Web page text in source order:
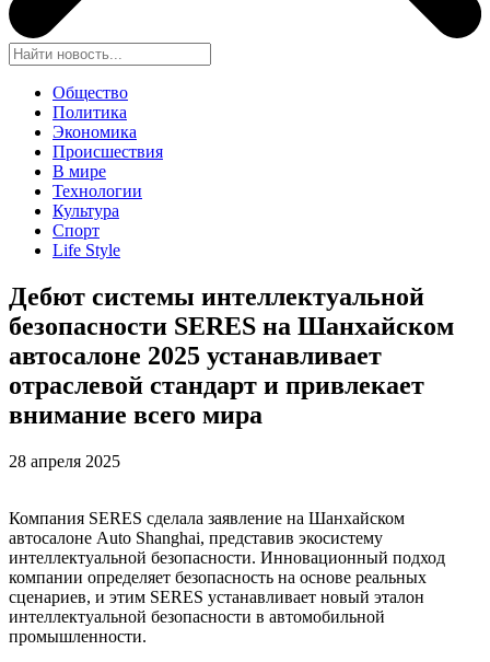
Общество
Политика
Экономика
Происшествия
В мире
Технологии
Культура
Спорт
Life Style
Дебют системы интеллектуальной
безопасности SERES на Шанхайском
автосалоне 2025 устанавливает
отраслевой стандарт и привлекает
внимание всего мира
28 апреля 2025
Компания SERES сделала заявление на Шанхайском
автосалоне Auto Shanghai, представив экосистему
интеллектуальной безопасности. Инновационный подход
компании определяет безопасность на основе реальных
сценариев, и этим SERES устанавливает новый эталон
интеллектуальной безопасности в автомобильной
промышленности.